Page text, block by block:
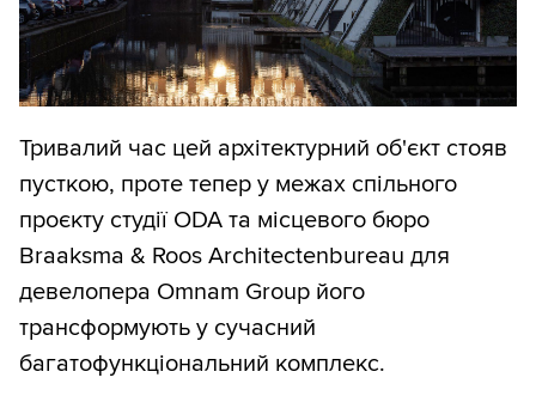
Тривалий час цей архітектурний об'єкт стояв
пусткою, проте тепер у межах спільного
проєкту студії ODA та місцевого бюро
Braaksma & Roos Architectenbureau для
девелопера Omnam Group його
трансформують у сучасний
багатофункціональний комплекс.